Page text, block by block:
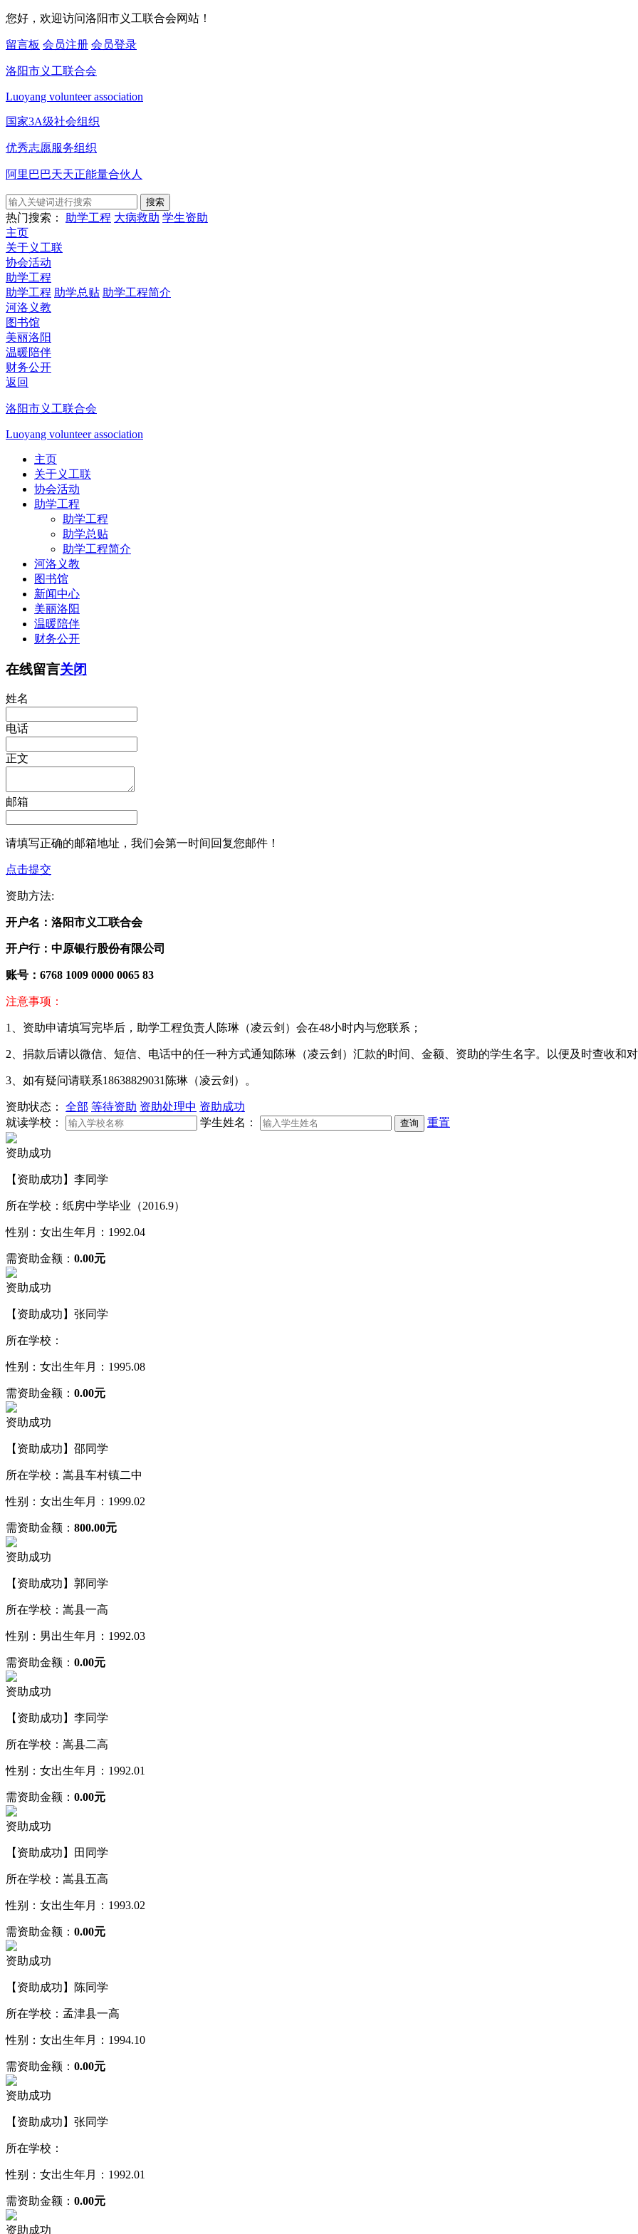
您好，欢迎访问洛阳市义工联合会网站！
留言板 会员注册 会员登录
洛阳市义工联合会
Luoyang volunteer association
国家3A级社会组织
优秀志愿服务组织
阿里巴巴天天正能量合伙人
搜索
热门搜索： 助学工程 大病救助 学生资助
主页
关于义工联
协会活动
助学工程
助学工程 助学总贴 助学工程简介
河洛义教
图书馆
美丽洛阳
温暖陪伴
财务公开
返回
洛阳市义工联合会
Luoyang volunteer association
主页
关于义工联
协会活动
助学工程
助学工程
助学总贴
助学工程简介
河洛义教
图书馆
新闻中心
美丽洛阳
温暖陪伴
财务公开
在线留言关闭
姓名
电话
正文
邮箱
请填写正确的邮箱地址，我们会第一时间回复您邮件！
点击提交
资助方法:
开户名： 洛阳市义工联合会
开户行： 中原银行股份有限公司
账号： 6768 1009 0000 0065 83
注意事项：
1、资助申请填写完毕后，助学工程负责人陈琳（凌云剑）会在48小时内与您联系；
2、捐款后请以微信、短信、电话中的任一种方式通知陈琳（凌云剑）汇款的时间、金额、资助的学生名字。以便及时查收和对
3、如有疑问请联系18638829031陈琳（凌云剑）。
资助状态： 全部 等待资助 资助处理中 资助成功
就读学校：
学生姓名： 查询 重置
资助成功
【资助成功】李同学
所在学校：纸房中学毕业（2016.9）
性别：女出生年月：1992.04
需资助金额： 0.00元
资助成功
【资助成功】张同学
所在学校：
性别：女出生年月：1995.08
需资助金额： 0.00元
资助成功
【资助成功】邵同学
所在学校：嵩县车村镇二中
性别：女出生年月：1999.02
需资助金额： 800.00元
资助成功
【资助成功】郭同学
所在学校：嵩县一高
性别：男出生年月：1992.03
需资助金额： 0.00元
资助成功
【资助成功】李同学
所在学校：嵩县二高
性别：女出生年月：1992.01
需资助金额： 0.00元
资助成功
【资助成功】田同学
所在学校：嵩县五高
性别：女出生年月：1993.02
需资助金额： 0.00元
资助成功
【资助成功】陈同学
所在学校：孟津县一高
性别：女出生年月：1994.10
需资助金额： 0.00元
资助成功
【资助成功】张同学
所在学校：
性别：女出生年月：1992.01
需资助金额： 0.00元
资助成功